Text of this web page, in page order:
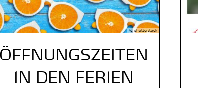
(c) shutterstock
ÖFFNUNGSZEITEN
IN DEN FERIEN